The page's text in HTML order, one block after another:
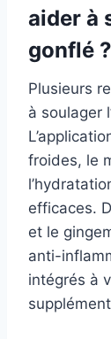
aider à
gonflé ?
Plusieurs
à soulager
froides, le
efficaces.
et le
anti-
intégrés à